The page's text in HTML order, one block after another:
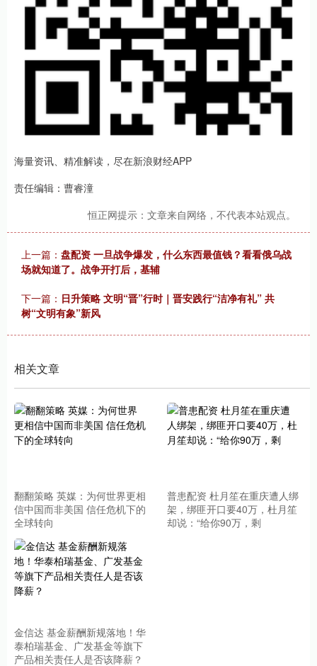
海量资讯、精准解读，尽在新浪财经APP
责任编辑：曹睿潼
恒正网提示：文章来自网络，不代表本站观点。
上一篇： 盘配资 一旦战争爆发，什么东西最值钱？看看俄乌战
场就知道了。战争开打后，基辅
下一篇： 日升策略 文明“晋”行时｜晋安践行“洁净有礼” 共
树“文明有象”新风
相关文章
翻翻策略 英媒：为何世界更相
信中国而非美国 信任危机下的
全球转向
普患配资 杜月笙在重庆遭人绑
架，绑匪开口要40万，杜月笙
却说：“给你90万，剩
金信达 基金薪酬新规落地！华
泰柏瑞基金、广发基金等旗下
产品相关责任人是否该降薪？